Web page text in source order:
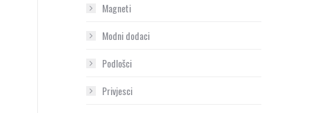
Magneti
Modni dodaci
Podlošci
Privjesci